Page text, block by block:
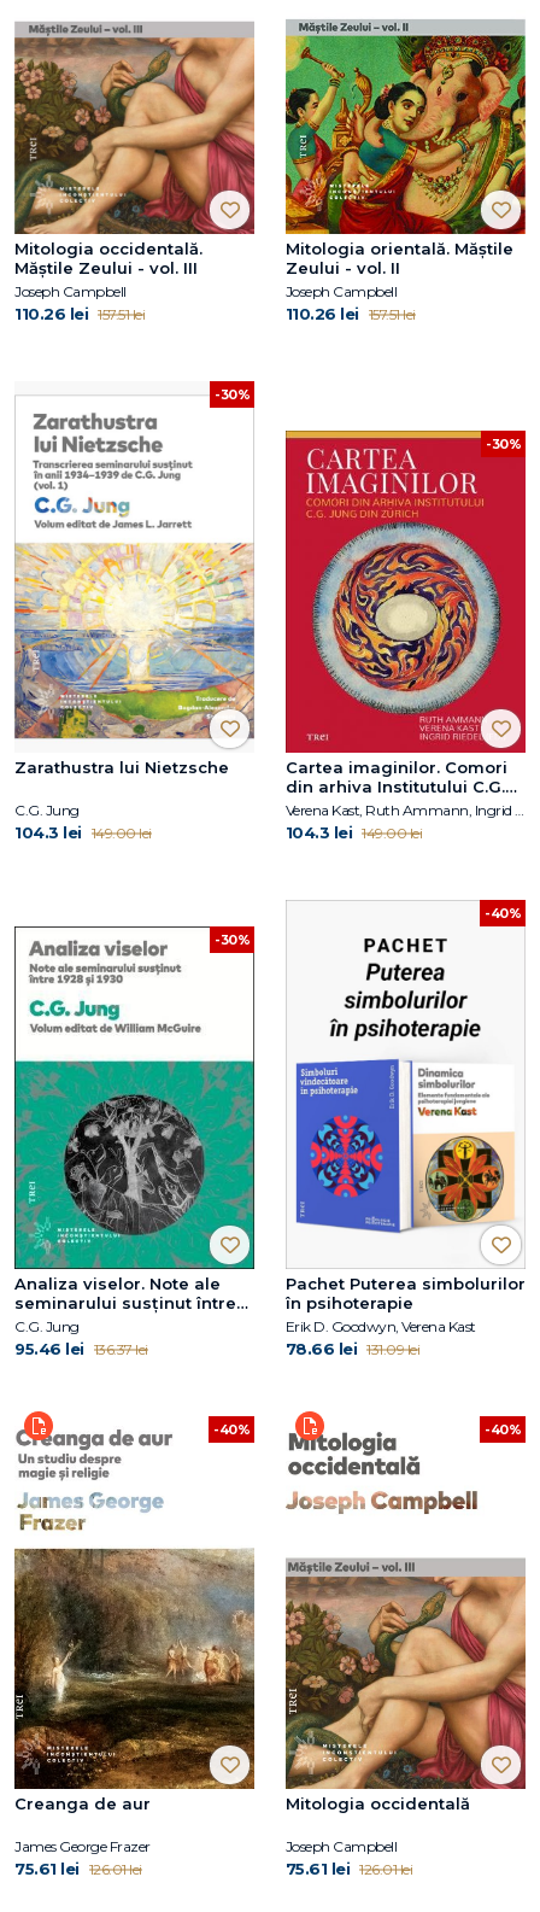
Mitologia occidentală.
Măștile Zeului - vol. III
Joseph Campbell
110.26 lei 157.51 lei
Mitologia orientală. Măștile
Zeului - vol. II
Joseph Campbell
110.26 lei 157.51 lei
-30%
Zarathustra lui Nietzsche
C.G. Jung
104.3 lei 149.00 lei
-30%
Cartea imaginilor. Comori
din arhiva Institutului C.G.
Jung din Zürich
104.3 lei 149.00 lei
-30%
Analiza viselor. Note ale
seminarului susținut între
1928 și 1930
C.G. Jung
95.46 lei 136.37 lei
-40%
Pachet Puterea simbolurilor
în psihoterapie
Erik D. Goodwyn, Verena Kast
78.66 lei 131.09 lei
-40%
Creanga de aur
James George Frazer
75.61 lei 126.01 lei
-40%
Mitologia occidentală
Joseph Campbell
75.61 lei 126.01 lei